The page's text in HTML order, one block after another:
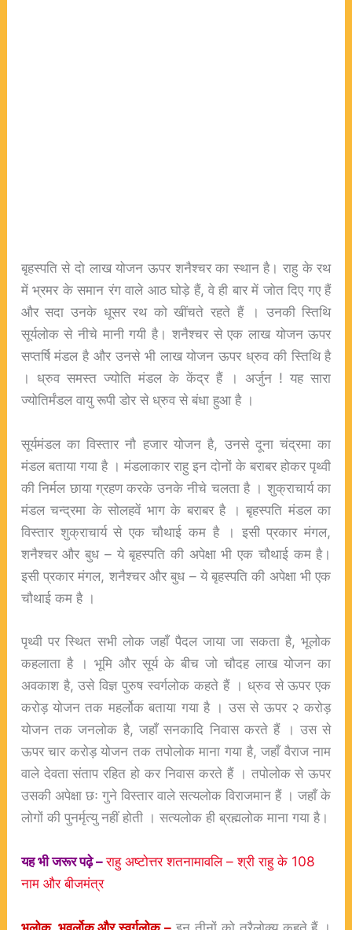
बृहस्पति से दो लाख योजन ऊपर शनैश्चर का स्थान है। राहु के रथ
में भ्रमर के समान रंग वाले आठ घोड़े हैं, वे ही बार में जोत दिए गए हैं
और सदा उनके धूसर रथ को खींचते रहते हैं । उनकी स्तिथि
सूर्यलोक से नीचे मानी गयी है। शनैश्चर से एक लाख योजन ऊपर
सप्तर्षि मंडल है और उनसे भी लाख योजन ऊपर ध्रुव की स्तिथि है
। ध्रुव समस्त ज्योति मंडल के केंद्र हैं । अर्जुन ! यह सारा
ज्योतिर्मंडल वायु रूपी डोर से ध्रुव से बंधा हुआ है ।
सूर्यमंडल का विस्तार नौ हजार योजन है, उनसे दूना चंद्रमा का
मंडल बताया गया है । मंडलाकार राहु इन दोनों के बराबर होकर पृथ्वी
की निर्मल छाया ग्रहण करके उनके नीचे चलता है । शुक्राचार्य का
मंडल चन्द्रमा के सोलहवें भाग के बराबर है । बृहस्पति मंडल का
विस्तार शुक्राचार्य से एक चौथाई कम है । इसी प्रकार मंगल,
शनैश्चर और बुध – ये बृहस्पति की अपेक्षा भी एक चौथाई कम है।
इसी प्रकार मंगल, शनैश्चर और बुध – ये बृहस्पति की अपेक्षा भी एक
चौथाई कम है ।
पृथ्वी पर स्थित सभी लोक जहाँ पैदल जाया जा सकता है, भूलोक
कहलाता है । भूमि और सूर्य के बीच जो चौदह लाख योजन का
अवकाश है, उसे विज्ञ पुरुष स्वर्गलोक कहते हैं । ध्रुव से ऊपर एक
करोड़ योजन तक महर्लोक बताया गया है । उस से ऊपर २ करोड़
योजन तक जनलोक है, जहाँ सनकादि निवास करते हैं । उस से
ऊपर चार करोड़ योजन तक तपोलोक माना गया है, जहाँ वैराज नाम
वाले देवता संताप रहित हो कर निवास करते हैं । तपोलोक से ऊपर
उसकी अपेक्षा छः गुने विस्तार वाले सत्यलोक विराजमान हैं । जहाँ के
लोगों की पुनर्मृत्यु नहीं होती । सत्यलोक ही ब्रह्मलोक माना गया है।
यह भी जरूर पढ़े –राहु अष्टोत्तर शतनामावलि – श्री राहु के 108
नाम और बीजमंत्र